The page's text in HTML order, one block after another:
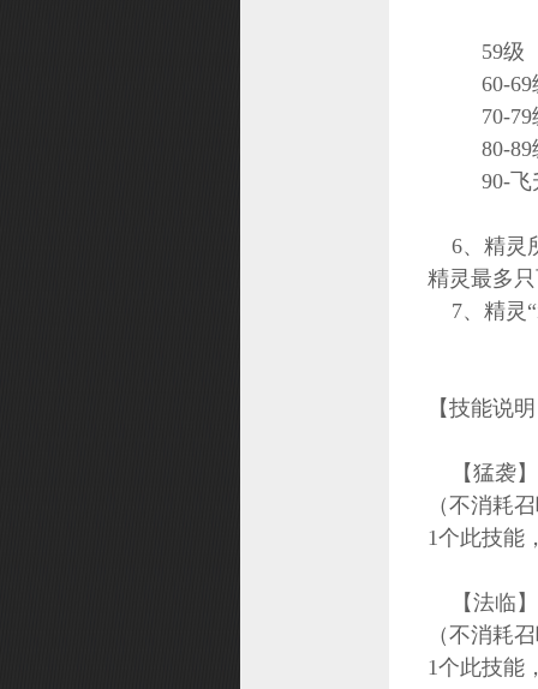
59级
60-69
70-79
80-89
90-飞
6、精灵
精灵最多
7、精灵“
【技能说
【猛袭】
（不消耗
1个此技能
【法临】
（不消耗
1个此技能